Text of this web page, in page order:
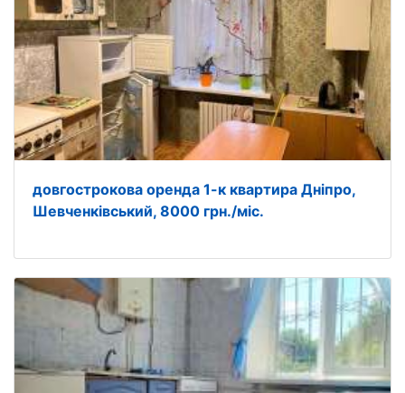
довгострокова оренда 1-к квартира Дніпро,
Шевченківський, 8000 грн./міс.